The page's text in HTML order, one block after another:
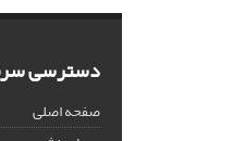
دسترسی
صفحه اصلی